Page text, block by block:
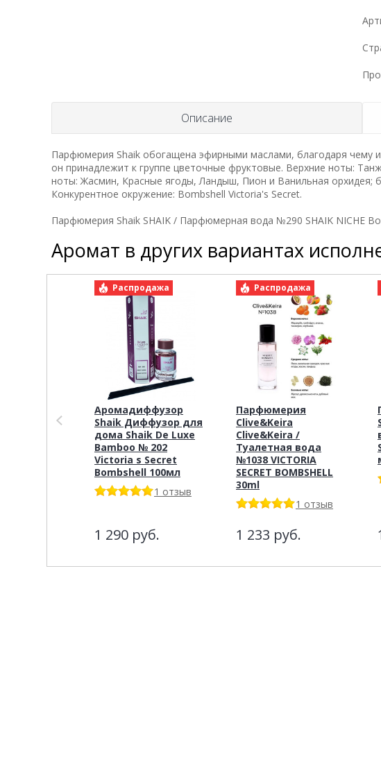
Описание
Парфюмерия Shaik обогащена эфирными маслами, благодаря чему
он принадлежит к группе цветочные фруктовые. Верхние ноты:
ноты: Жасмин, Красные ягоды, Ландыш, Пион и Ванильная
Конкурентное окружение: Bombshell Victoria's Secret.
Парфюмерия Shaik SHAIK / Парфюмерная вода №290 SHAIK NICHE
Аромат в других вариантах
Распродажа
Аромадиффузор
Shaik Диффузор для
дома Shaik De Luxe
Bamboo № 202
Victoria s Secret
Bombshell 100мл
1 отзыв
1 290 руб.
Распродажа
Парфюмерия
Clive&Keira
Clive&Keira /
Туалетная вода
№1038 VICTORIA
SECRET BOMBSHELL
30ml
1 отзыв
1 233 руб.